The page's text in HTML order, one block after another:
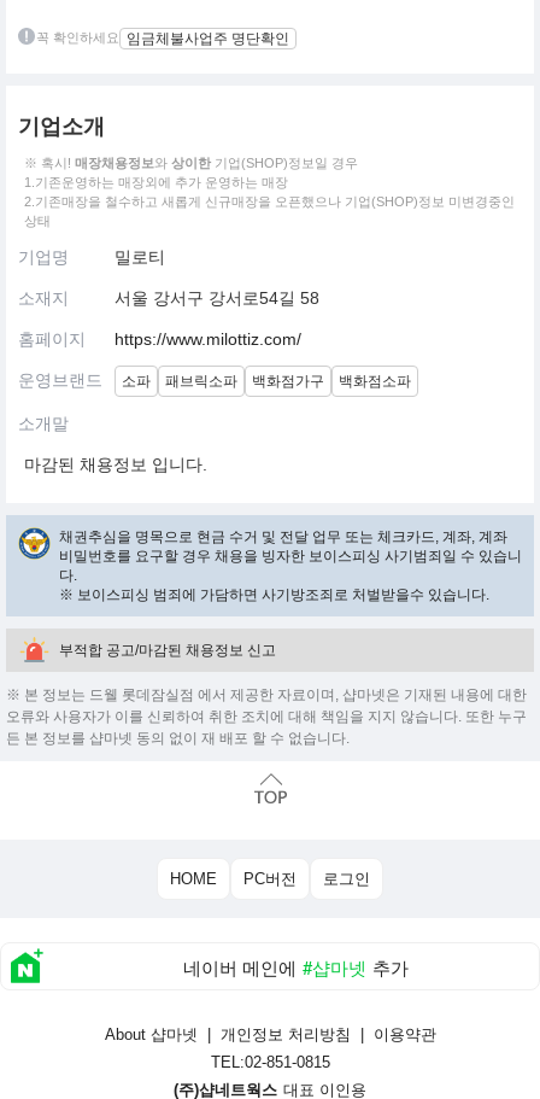
꼭 확인하세요 임금체불사업주 명단확인
기업소개
※ 혹시! 매장채용정보와 상이한 기업(SHOP)정보일 경우
1.기존운영하는 매장외에 추가 운영하는 매장
2.기존매장을 철수하고 새롭게 신규매장을 오픈했으나 기업(SHOP)정보 미변경중인
상태
기업명 밀로티
소재지 서울 강서구 강서로54길 58
홈페이지 https://www.milottiz.com/
운영브랜드 소파 패브릭소파 백화점가구 백화점소파
소개말
마감된 채용정보 입니다.
채권추심을 명목으로 현금 수거 및 전달 업무 또는 체크카드, 계좌, 계좌
비밀번호를 요구할 경우 채용을 빙자한 보이스피싱 사기범죄일 수 있습니
다.
※ 보이스피싱 범죄에 가담하면 사기방조죄로 처벌받을수 있습니다.
부적합 공고/마감된 채용정보 신고
※ 본 정보는 드웰 롯데잠실점 에서 제공한 자료이며, 샵마넷은 기재된 내용에 대한
오류와 사용자가 이를 신뢰하여 취한 조치에 대해 책임을 지지 않습니다. 또한 누구
든 본 정보를 샵마넷 동의 없이 재 배포 할 수 없습니다.
HOME PC버전 로그인
네이버 메인에 #샵마넷 추가
About 샵마넷 개인정보 처리방침
이용약관
TEL:02-851-0815
(주)샵네트웍스 대표 이인용